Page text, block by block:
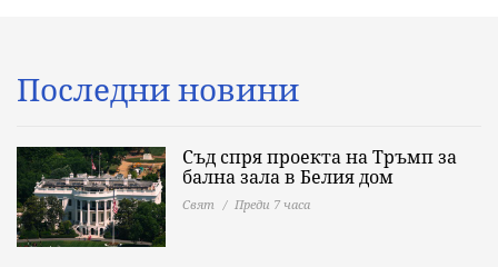
Последни новини
Съд спря проекта на Тръмп за
бална зала в Белия дом
Свят Преди 7 часа